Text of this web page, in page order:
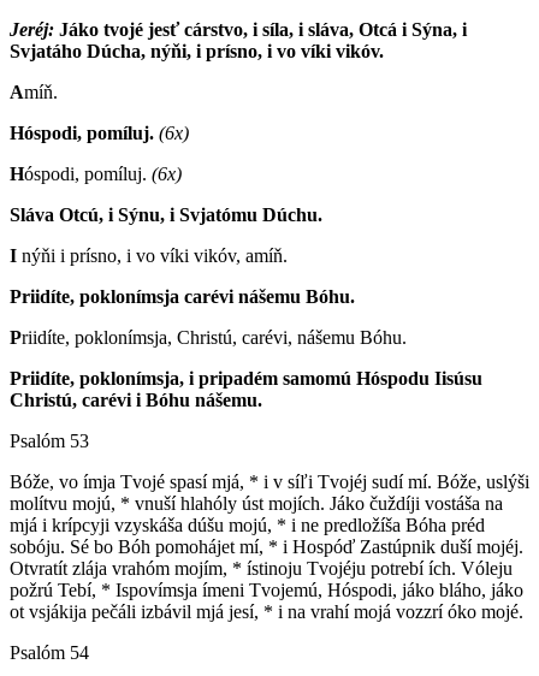
Jeréj: Jáko tvojé jesť cárstvo, i síla, i sláva, Otcá i Sýna, i
Svjatáho Dúcha, nýňi, i prísno, i vo víki vikóv.
Amíň.
Hóspodi, pomíluj. (6x)
Hóspodi, pomíluj. (6x)
Sláva Otcú, i Sýnu, i Svjatómu Dúchu.
I nýňi i prísno, i vo víki vikóv, amíň.
Priidíte, poklonímsja carévi nášemu Bóhu.
Priidíte, poklonímsja, Christú, carévi, nášemu Bóhu.
Priidíte, poklonímsja, i pripadém samomú Hóspodu Iisúsu
Christú, carévi i Bóhu nášemu.
Psalóm 53
Bóže, vo ímja Tvojé spasí mjá, * i v síľi Tvojéj sudí mí. Bóže, uslýši
molítvu mojú, * vnuší hlahóly úst mojích. Jáko čuždíji vostáša na
mjá i krípcyji vzyskáša dúšu mojú, * i ne predložíša Bóha préd
sobóju. Sé bo Bóh pomohájet mí, * i Hospóď Zastúpnik duší mojéj.
Otvratít zlája vrahóm mojím, * ístinoju Tvojéju potrebí ích. Vóleju
požrú Tebí, * Ispovímsja ímeni Tvojemú, Hóspodi, jáko bláho, jáko
ot vsjákija pečáli izbávil mjá jesí, * i na vrahí mojá vozzrí óko mojé.
Psalóm 54